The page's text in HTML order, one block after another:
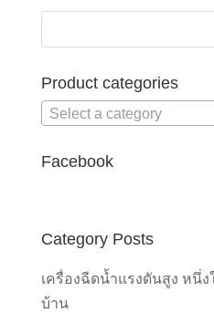
Product categories
Select a category
Facebook
Category Posts
เครื่องฉีดน้ำแรงดันสูง หนึ่
บ้าน